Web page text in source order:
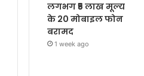
लगभग ₹5 लाख मूल्य
के 20 मोबाइल फोन
बरामद
1 week ago